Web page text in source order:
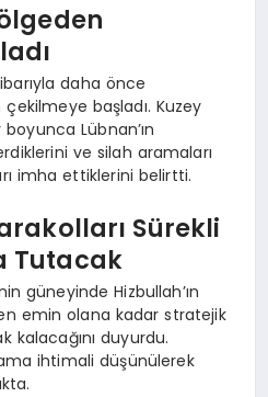
daha önce
çekilmeye başladı. Kuzey
Lübnan’ın
ve silah aramaları
imha ettiklerini belirtti.
Sürekli
Tutacak
güneyinde Hizbullah’ın
emin olana kadar stratejik
kalacağını duyurdu.
ihtimali düşünülerek